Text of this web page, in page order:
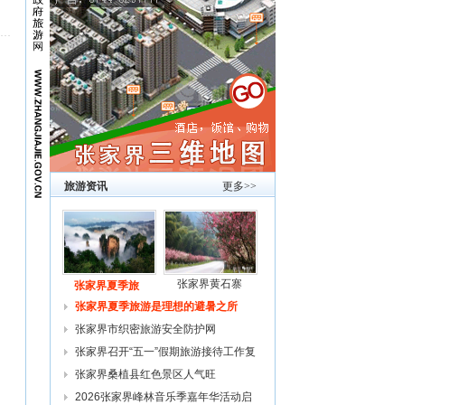
更多>>
旅游资讯
张家界夏季旅
张家界黄石寨
张家界夏季旅游是理想的避暑之所
张家界市织密旅游安全防护网
张家界召开“五一”假期旅游接待工作复
张家界桑植县红色景区人气旺
2026张家界峰林音乐季嘉年华活动启